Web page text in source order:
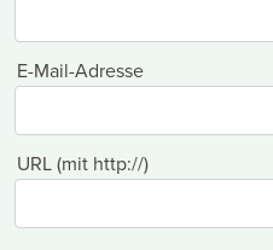
E-Mail-Adresse
URL (mit http://)